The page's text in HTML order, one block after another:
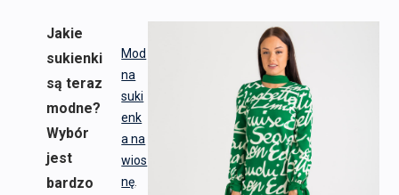
Mod
na
suki
enk
a na
wios
nę
Jakie
sukienki
są teraz
modne?
Wybór
jest
bardzo